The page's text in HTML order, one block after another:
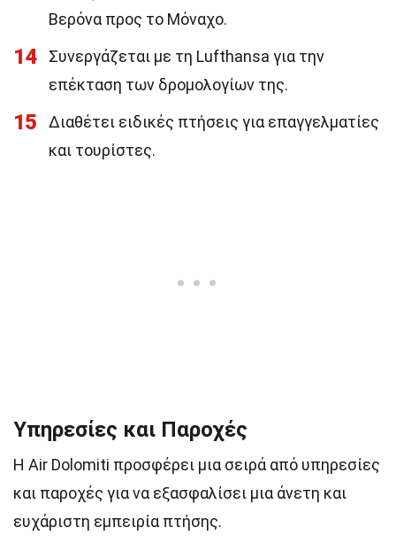
Βερόνα προς το Μόναχο.
14
Συνεργάζεται με τη Lufthansa για την
επέκταση των δρομολογίων της.
15
Διαθέτει ειδικές πτήσεις για επαγγελματίες
και τουρίστες.
Υπηρεσίες και Παροχές
Η Air Dolomiti προσφέρει μια σειρά από υπηρεσίες
και παροχές για να εξασφαλίσει μια άνετη και
ευχάριστη εμπειρία πτήσης.